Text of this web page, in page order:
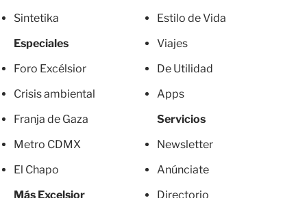
Sintetika
Especiales
Foro Excélsior
Crisis ambiental
Franja de Gaza
Metro CDMX
El Chapo
Más Excelsior
Estilo de Vida
Viajes
De Utilidad
Apps
Servicios
Newsletter
Anúnciate
Directorio